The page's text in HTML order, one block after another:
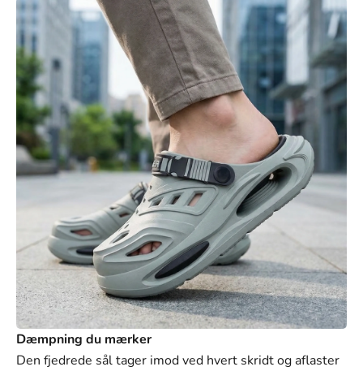
42-43
44-45
Dæmpning du mærker
Den fjedrede sål tager imod ved hvert skridt og aflaster